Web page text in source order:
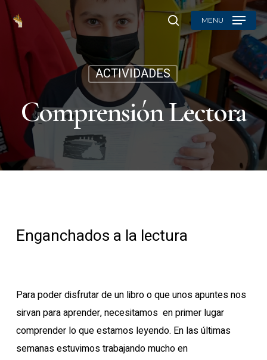
Skip
main
content
searchMENU
ACTIVIDADES
Comprensión Lectora
Enganchados a la lectura
Para poder disfrutar de un libro o que unos apuntes nos
sirvan para aprender, necesitamos en primer lugar
comprender lo que estamos leyendo. En las últimas
semanas estuvimos trabajando mucho en